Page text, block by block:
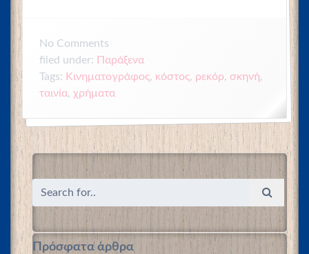
No Comments
filed under: Παράξενα
Tags: Κινηματογράφος, κόστος, ρεκόρ, σκηνή,
ταινία, χρήματα
Πρόσφατα άρθρα